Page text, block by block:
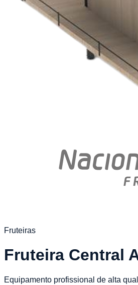
Fruteiras
Fruteira Central
Equipamento profissional de alta